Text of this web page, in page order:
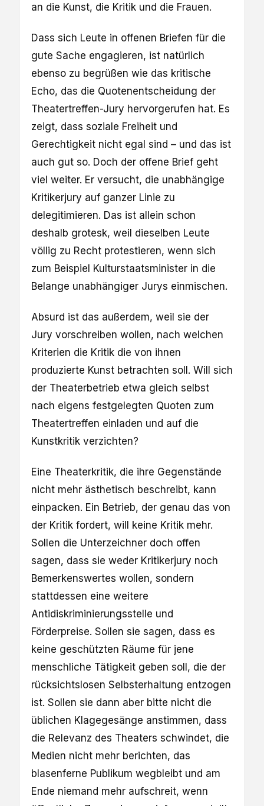
an die Kunst, die Kritik und die Frauen.
Dass sich Leute in offenen Briefen für die
gute Sache engagieren, ist natürlich
ebenso zu begrüßen wie das kritische
Echo, das die Quotenentscheidung der
Theatertreffen-Jury hervorgerufen hat. Es
zeigt, dass soziale Freiheit und
Gerechtigkeit nicht egal sind – und das ist
auch gut so. Doch der offene Brief geht
viel weiter. Er versucht, die unabhängige
Kritikerjury auf ganzer Linie zu
delegitimieren. Das ist allein schon
deshalb grotesk, weil dieselben Leute
völlig zu Recht protestieren, wenn sich
zum Beispiel Kulturstaatsminister in die
Belange unabhängiger Jurys einmischen.
Absurd ist das außerdem, weil sie der
Jury vorschreiben wollen, nach welchen
Kriterien die Kritik die von ihnen
produzierte Kunst betrachten soll. Will sich
der Theaterbetrieb etwa gleich selbst
nach eigens festgelegten Quoten zum
Theatertreffen einladen und auf die
Kunstkritik verzichten?
Eine Theaterkritik, die ihre Gegenstände
nicht mehr ästhetisch beschreibt, kann
einpacken. Ein Betrieb, der genau das von
der Kritik fordert, will keine Kritik mehr.
Sollen die Unterzeichner doch offen
sagen, dass sie weder Kritikerjury noch
Bemerkenswertes wollen, sondern
stattdessen eine weitere
Antidiskriminierungsstelle und
Förderpreise. Sollen sie sagen, dass es
keine geschützten Räume für jene
menschliche Tätigkeit geben soll, die der
rücksichtslosen Selbsterhaltung entzogen
ist. Sollen sie dann aber bitte nicht die
üblichen Klagegesänge anstimmen, dass
die Relevanz des Theaters schwindet, die
Medien nicht mehr berichten, das
blasenferne Publikum wegbleibt und am
Ende niemand mehr aufschreit, wenn